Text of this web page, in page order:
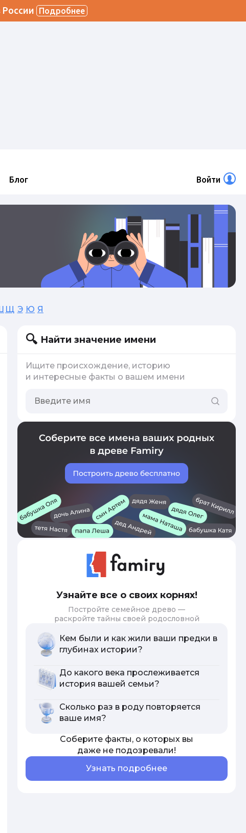
России Подробнее
Блог Войти
Щ Э Ю Я
Найти значение имени
Ищите происхождение, историю
и интересные факты о вашем имени
Узнайте все о своих корнях!
Постройте семейное древо —
раскройте тайны своей родословной
Кем были и как жили ваши предки в
глубинах истории?
До какого века прослеживается
история вашей семьи?
Сколько раз в роду повторяется
ваше имя?
Соберите факты, о которых вы
даже не подозревали!
Узнать подробнее